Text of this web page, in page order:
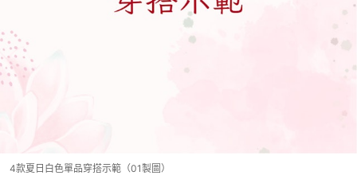
4款夏日白色單品穿搭示範（01製圖）